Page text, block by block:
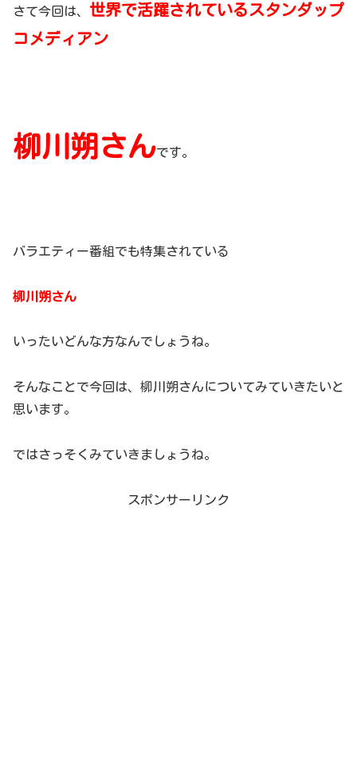
さて今回は、 世界で活躍されているスタンダップ
コメディアン
柳川朔さんです。
バラエティー番組でも特集されている
柳川朔さん
いったいどんな方なんでしょうね。
そんなことで今回は、柳川朔さんについてみていきたいと
思います。
ではさっそくみていきましょうね。
スポンサーリンク